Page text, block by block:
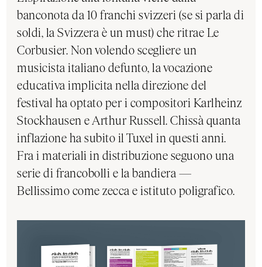
banconota da 10 franchi svizzeri (se si parla di
soldi, la Svizzera è un must) che ritrae Le
Corbusier. Non volendo scegliere un
musicista italiano defunto, la vocazione
educativa implicita nella direzione del
festival ha optato per i compositori Karlheinz
Stockhausen e Arthur Russell. Chissà quanta
inflazione ha subito il Tuxel in questi anni.
Fra i materiali in distribuzione seguono una
serie di francobolli e la bandiera —
Bellissimo come zecca e istituto poligrafico.